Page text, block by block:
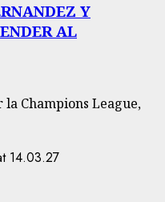
Y
AL
Champions League,